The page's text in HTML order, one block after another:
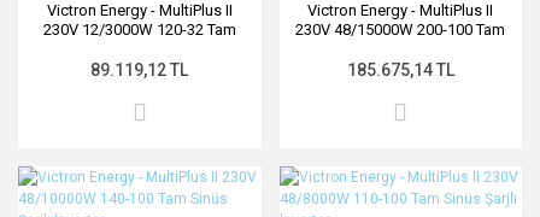
Victron Energy - MultiPlus II
230V 12/3000W 120-32 Tam
89.119,12 TL
Victron Energy - MultiPlus II
230V 48/15000W 200-100 Tam
185.675,14 TL